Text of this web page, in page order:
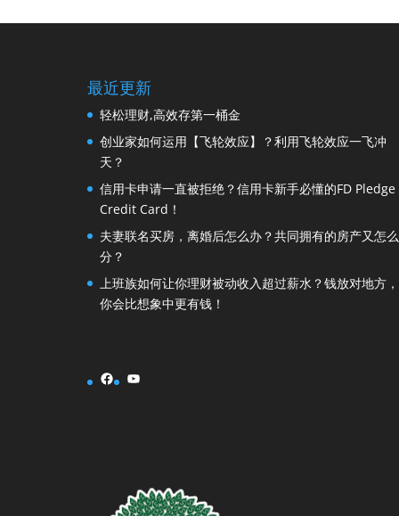
最近更新
轻松理财,高效存第一桶金
创业家如何运用【飞轮效应】？利用飞轮效应一飞冲
天？
信用卡申请一直被拒绝？信用卡新手必懂的FD Pledge
Credit Card！
夫妻联名买房，离婚后怎么办？共同拥有的房产又怎么
分？
上班族如何让你理财被动收入超过薪水？钱放对地方，
你会比想象中更有钱！
FacebookYouTube